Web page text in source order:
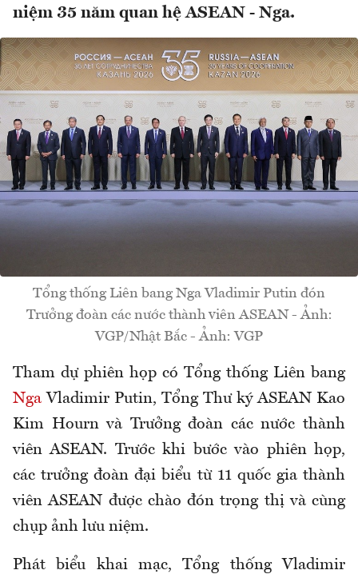
niệm 35 năm quan hệ ASEAN - Nga.
Tổng thống Liên bang Nga Vladimir Putin đón
Trưởng đoàn các nước thành viên ASEAN - Ảnh:
VGP/Nhật Bắc - Ảnh: VGP
Tham dự phiên họp có Tổng thống Liên bang
Nga Vladimir Putin, Tổng Thư ký ASEAN Kao
Kim Hourn và Trưởng đoàn các nước thành
viên ASEAN. Trước khi bước vào phiên họp,
các trưởng đoàn đại biểu từ 11 quốc gia thành
viên ASEAN được chào đón trọng thị và cùng
chụp ảnh lưu niệm.
Phát biểu khai mạc, Tổng thống Vladimir